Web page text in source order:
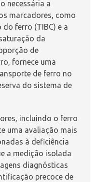
necessária a
marcadores, como
ferro (TIBC) e a
da
de
fornece uma
de ferro no
do sistema de
incluindo o ferro
uma avaliação mais
à deficiência
a medição isolada
diagnósticas
precoce de